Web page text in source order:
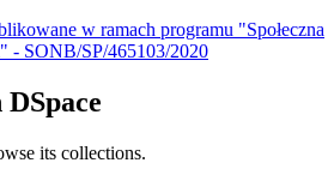
w ramach programu "Społeczna
- SONB/SP/465103/2020
its collections.